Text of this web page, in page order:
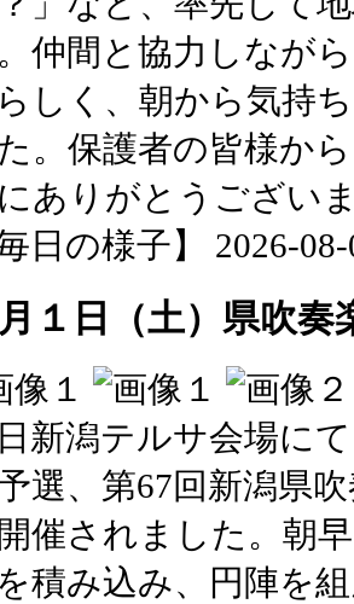
仲間と協力しなが
しく、朝から気持
。保護者の皆様か
ありがとうござい
毎日の様子】 2026-
１日（土）県吹奏
新潟テルサ会場に
選、第67回新潟県
催されました。朝
積み込み、円陣を